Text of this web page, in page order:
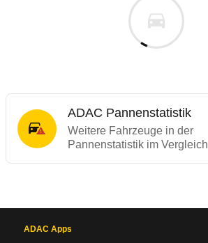
ADAC Pannenstatistik
Weitere Fahrzeuge in der
Pannenstatistik im Vergleich
ADAC Apps